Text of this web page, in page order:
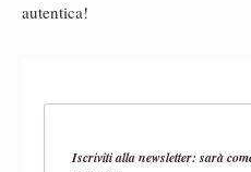
autentica!